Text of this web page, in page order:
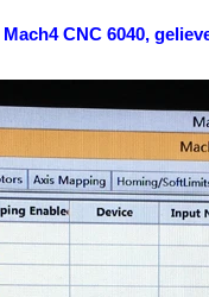
CNC 6040,